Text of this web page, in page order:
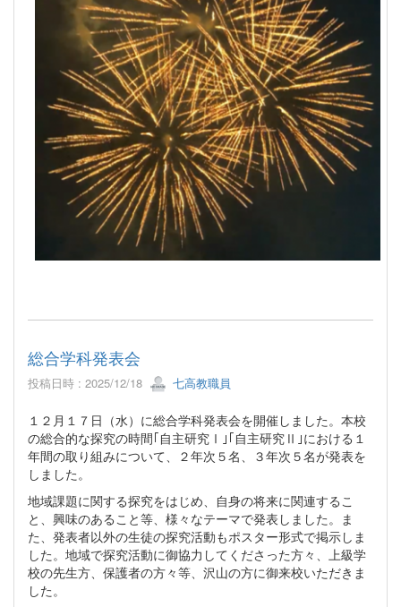
総合学科発表会
投稿日時 : 2025/12/18 七高教職員
１２月１７日（水）に総合学科発表会を開催しました。本校
の総合的な探究の時間｢自主研究Ⅰ｣｢自主研究Ⅱ｣における１
年間の取り組みについて、２年次５名、３年次５名が発表を
しました。
地域課題に関する探究をはじめ、自身の将来に関連するこ
と、興味のあること等、様々なテーマで発表しました。ま
た、発表者以外の生徒の探究活動もポスター形式で掲示しま
した。地域で探究活動に御協力してくださった方々、上級学
校の先生方、保護者の方々等、沢山の方に御来校いただきま
した。